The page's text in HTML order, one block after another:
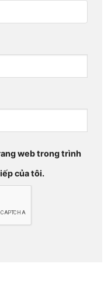
web trong trình
của tôi.